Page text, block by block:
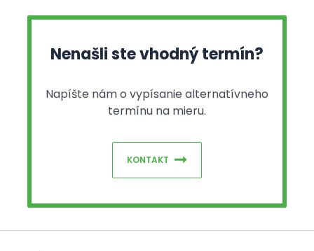
Nenašli ste vhodný termín?
Napíšte nám o vypísanie alternatívneho
termínu na mieru.
KONTAKT